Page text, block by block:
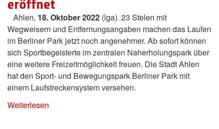
eröffnet
Ahlen, 18. Oktober 2022 (lga). 23 Stelen mit
Wegweisern und Entfernungsangaben machen das Laufen
im Berliner Park jetzt noch angenehmer. Ab sofort können
sich Sportbegeisterte im zentralen Naherholungspark über
eine weitere Freizeitmöglichkeit freuen. Die Stadt Ahlen
hat den Sport- und Bewegungspark Berliner Park mit
einem Laufstreckensystem versehen.
Weiterlesen